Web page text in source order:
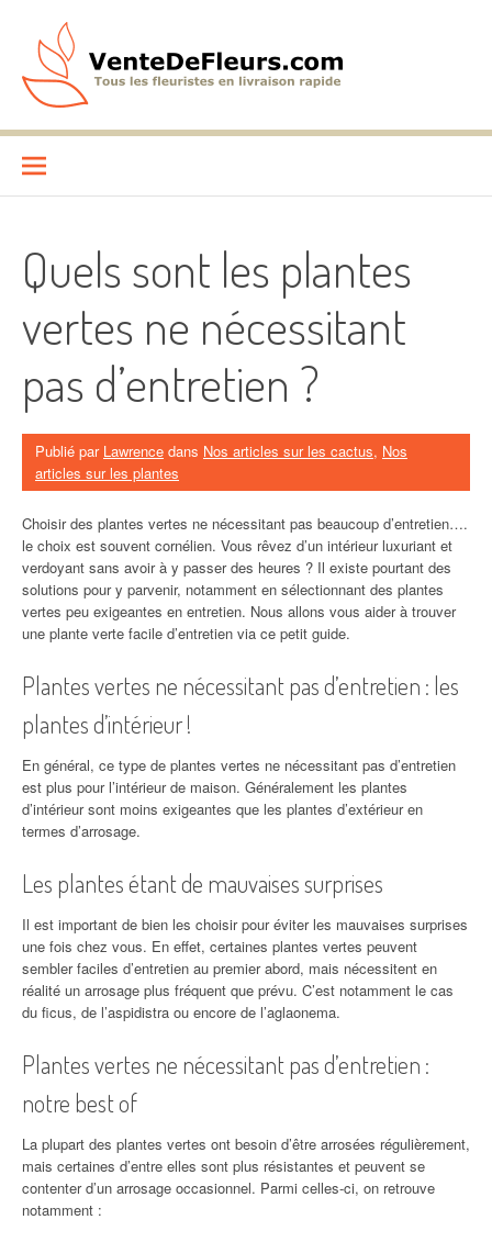
contenu
VenteDeFleurs.com
Quels sont les plantes
vertes ne nécessitant
pas d’entretien ?
Publié par Lawrence dans Nos articles sur les cactus, Nos
articles sur les plantes
Choisir des plantes vertes ne nécessitant pas beaucoup d’entretien….
le choix est souvent cornélien. Vous rêvez d’un intérieur luxuriant et
verdoyant sans avoir à y passer des heures ? Il existe pourtant des
solutions pour y parvenir, notamment en sélectionnant des plantes
vertes peu exigeantes en entretien. Nous allons vous aider à trouver
une plante verte facile d’entretien via ce petit guide.
Plantes vertes ne nécessitant pas d’entretien : les
plantes d’intérieur !
En général, ce type de plantes vertes ne nécessitant pas d’entretien
est plus pour l’intérieur de maison. Généralement les plantes
d’intérieur sont moins exigeantes que les plantes d’extérieur en
termes d’arrosage.
Les plantes étant de mauvaises surprises
Il est important de bien les choisir pour éviter les mauvaises surprises
une fois chez vous. En effet, certaines plantes vertes peuvent
sembler faciles d’entretien au premier abord, mais nécessitent en
réalité un arrosage plus fréquent que prévu. C’est notamment le cas
du ficus, de l’aspidistra ou encore de l’aglaonema.
Plantes vertes ne nécessitant pas d’entretien :
notre best of
La plupart des plantes vertes ont besoin d’être arrosées régulièrement,
mais certaines d’entre elles sont plus résistantes et peuvent se
contenter d’un arrosage occasionnel. Parmi celles-ci, on retrouve
notamment :